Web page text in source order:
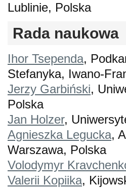
Lublinie, Polska
Rada naukowa
Ihor Tsependa,
Stefanyka, Iwano-
Jerzy Garbiński,
Polska
Jan Holzer,
Agnieszka Legucka,
Warszawa, Polska
Volodymyr
Valerii Kopiika,